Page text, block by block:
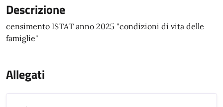
Descrizione
censimento ISTAT anno 2025 "condizioni di vita delle
famiglie"
Allegati